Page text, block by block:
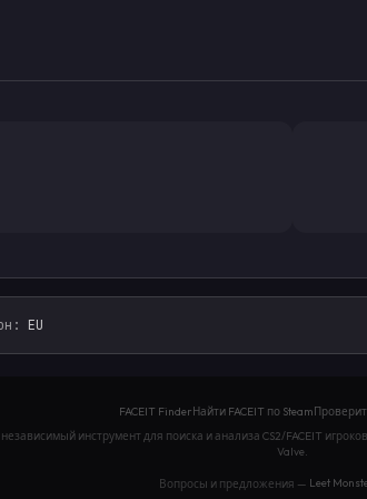
: EU
CS2, проверка FACEIT ELO,
FACEIT FinderНайти FACEIT по Steam
инструмент для поиска и анализа CS2/FACEIT
Valve.
Вопросы и предложения — Leet